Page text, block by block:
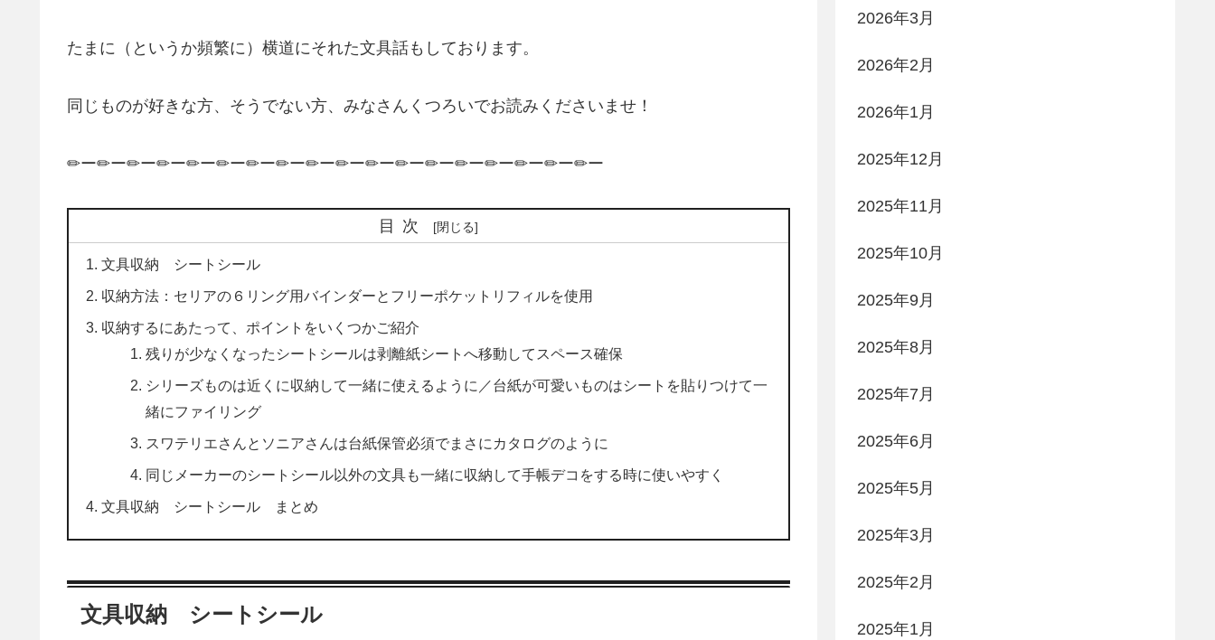
たまに（というか頻繁に）横道にそれた文具話もしております。
同じものが好きな方、そうでない方、みなさんくつろいでお読みくださいませ！
✏ー✏ー✏ー✏ー✏ー✏ー✏ー✏ー✏ー✏ー✏ー✏ー✏ー✏ー✏ー✏ー✏ー✏ー
目次
文具収納 シートシール
収納方法：セリアの６リング用バインダーとフリーポケットリフィルを使用
収納するにあたって、ポイントをいくつかご紹介
残りが少なくなったシートシールは剥離紙シートへ移動してスペース確保
シリーズものは近くに収納して一緒に使えるように／台紙が可愛いものはシートを貼りつけて一
緒にファイリング
スワテリエさんとソニアさんは台紙保管必須でまさにカタログのように
同じメーカーのシートシール以外の文具も一緒に収納して手帳デコをする時に使いやすく
文具収納 シートシール まとめ
文具収納 シートシール
2026年3月
2026年2月
2026年1月
2025年12月
2025年11月
2025年10月
2025年9月
2025年8月
2025年7月
2025年6月
2025年5月
2025年3月
2025年2月
2025年1月